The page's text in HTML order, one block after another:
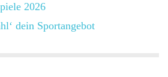
2026
dein Sportangebot